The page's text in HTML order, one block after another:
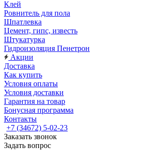
Клей
Ровнитель для пола
Шпатлевка
Цемент, гипс, известь
Штукатурка
Гидроизоляция Пенетрон
Акции
Доставка
Как купить
Условия оплаты
Условия доставки
Гарантия на товар
Бонусная программа
Контакты
+7 (34672) 5-02-23
Заказать звонок
Задать вопрос